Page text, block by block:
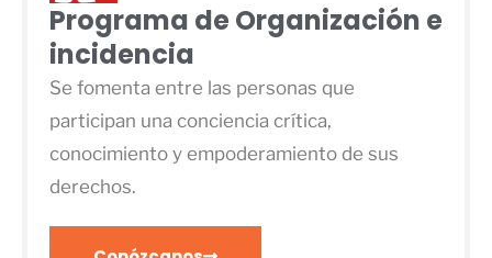
Programa de Organización e
incidencia
Se fomenta entre las personas que
participan una conciencia crítica,
conocimiento y empoderamiento de sus
derechos.